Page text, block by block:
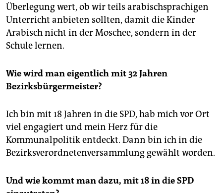
Überlegung wert, ob wir teils arabischsprachigen
Unterricht anbieten sollten, damit die Kinder
Arabisch nicht in der Moschee, sondern in der
Schule lernen.
Wie wird man eigentlich mit 32 Jahren
Bezirksbürgermeister?
Ich bin mit 18 Jahren in die SPD, hab mich vor Ort
viel engagiert und mein Herz für die
Kommunalpolitik entdeckt. Dann bin ich in die
Bezirksverordnetenversammlung gewählt worden.
Und wie kommt man dazu, mit 18 in die SPD